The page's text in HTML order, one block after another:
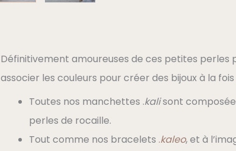
Définitivement amoureuses de ces petites perles
associer les couleurs pour créer des bijoux à la
Toutes nos manchettes .kalisont
perles de rocaille.
Tout comme nos bracelets .kaleo, et à